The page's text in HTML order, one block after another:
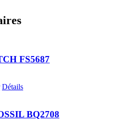
FS5687
Détails
BQ2708